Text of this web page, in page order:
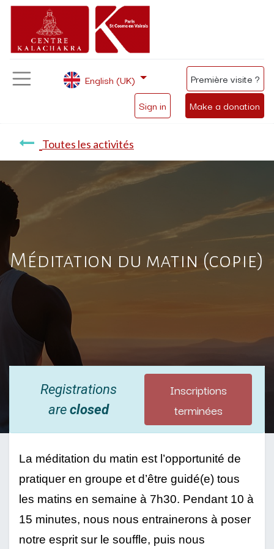
Sign in Make a donation
English (UK) Première visite ?
Toutes les activités
Méditation du matin (copie)
Registrations
areclosed
Inscriptions
terminées
La méditation du matin est l’opportunité de
pratiquer en groupe et d’être guidé(e) tous
les matins en semaine à 7h30. Pendant 10 à
15 minutes, nous nous entrainerons à poser
notre esprit sur le souffle, puis nous